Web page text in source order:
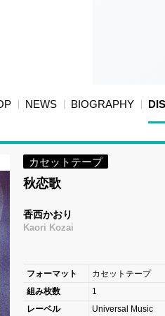
NEWS BIOGRAPHY
カセットテープ
秋恋歌
香西かおり
Kaori Kozai
フォーマット
カセットテープ
組み枚数
1
レーベル
Universal Music